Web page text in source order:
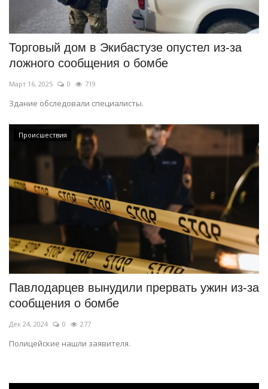
СПОРТ
Чек-лист
РАЗВЛЕЧЕНИЯ
Язык
Қазақша Русский
Торговый дом в Экибастузе опустел из-за
ложного сообщения о бомбе
Март 16, 2025 0 719
Здание обследовали специалисты.
Происшествия
Павлодарцев вынудили прервать ужин из-за
сообщения о бомбе
Дек 24, 2024 0 277
Полицейские нашли заявителя.